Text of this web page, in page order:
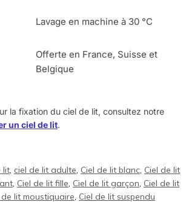
Lavage en machine à 30 °C
Offerte en France, Suisse et
Belgique
la fixation du ciel de lit, consultez notre
un ciel de lit.
lit, ciel de lit adulte, Ciel de lit blanc, Ciel de lit
, Ciel de lit fille, Ciel de lit garçon, Ciel de lit
de lit moustiquaire, Ciel de lit suspendu